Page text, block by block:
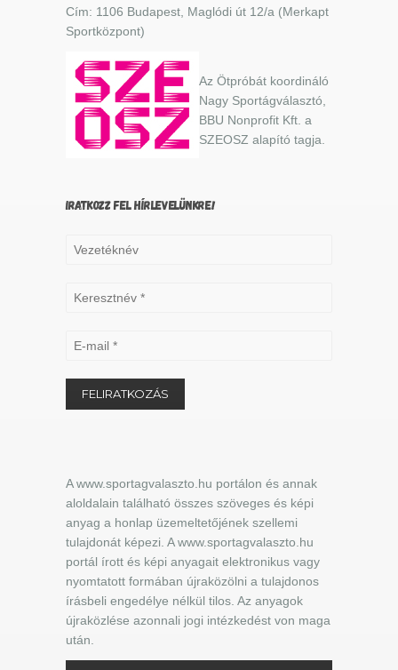
Cím: 1106 Budapest, Maglódi út 12/a (Merkapt
Sportközpont)
Az Ötpróbát koordináló
Nagy Sportágválasztó,
BBU Nonprofit Kft. a
SZEOSZ alapító tagja.
IRATKOZZ FEL HÍRLEVELÜNKRE!
A www.sportagvalaszto.hu portálon és annak
aloldalain található összes szöveges és képi
anyag a honlap üzemeltetőjének szellemi
tulajdonát képezi. A www.sportagvalaszto.hu
portál írott és képi anyagait elektronikus vagy
nyomtatott formában újraközölni a tulajdonos
írásbeli engedélye nélkül tilos. Az anyagok
újraközlése azonnali jogi intézkedést von maga
után.